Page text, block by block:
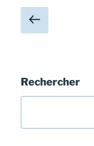
Pagination
des
Page
Rechercher